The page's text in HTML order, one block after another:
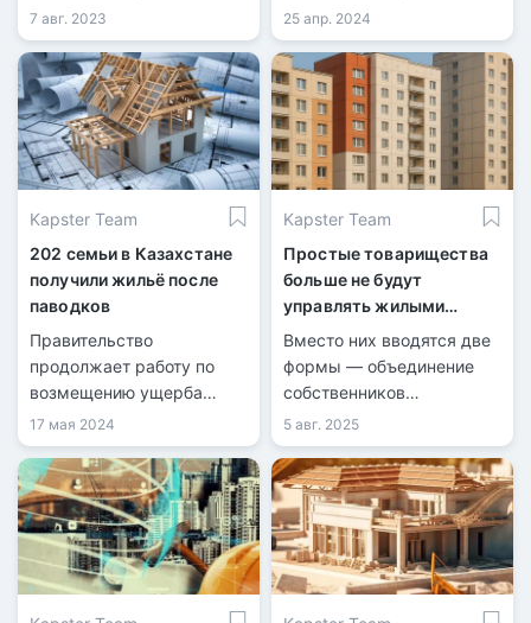
Темиртау становятся все
более актуальными, так
как работы не успевают
выполнить по графику из-
за недостатка рабочей
силы.
7 авг. 2023
выделить квартиры
пострадавшим от
наводнений в течение
пяти месяцев.
25 апр. 2024
Kapster Team
202 семьи в Казахстане
получили жильё после
паводков
Правительство
продолжает работу по
возмещению ущерба
гражданам,
пострадавшим от
паводков.
17 мая 2024
Kapster Team
Простые товарищества
больше не будут
управлять жилыми
домами в Казахстане
Вместо них вводятся две
формы — объединение
собственников
имущества и
непосредственное
совместное управление.
5 авг. 2025